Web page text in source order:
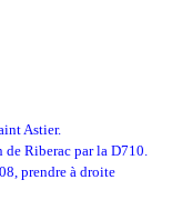
Astier.
Riberac par la D710.
prendre à droite